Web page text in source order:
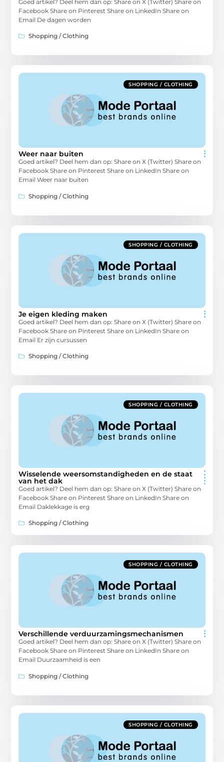
Goed artikel? Deel hem dan op: Share on X (Twitter) Share on
Facebook Share on Pinterest Share on LinkedIn Share on
Email De dagen worden
Shopping / Clothing
SHOPPING / CLOTHING
Weer naar buiten
Goed artikel? Deel hem dan op: Share on X (Twitter) Share on
Facebook Share on Pinterest Share on LinkedIn Share on
Email Weer naar buiten
Shopping / Clothing
SHOPPING / CLOTHING
Je eigen kleding maken
Goed artikel? Deel hem dan op: Share on X (Twitter) Share on
Facebook Share on Pinterest Share on LinkedIn Share on
Email Er zijn cursussen
Shopping / Clothing
SHOPPING / CLOTHING
Wisselende weersomstandigheden en de staat
van het dak
Goed artikel? Deel hem dan op: Share on X (Twitter) Share on
Facebook Share on Pinterest Share on LinkedIn Share on
Email Daklekkage is erg
Shopping / Clothing
SHOPPING / CLOTHING
Verschillende verduurzamingsmechanismen
Goed artikel? Deel hem dan op: Share on X (Twitter) Share on
Facebook Share on Pinterest Share on LinkedIn Share on
Email Duurzaamheid is een
Shopping / Clothing
SHOPPING / CLOTHING